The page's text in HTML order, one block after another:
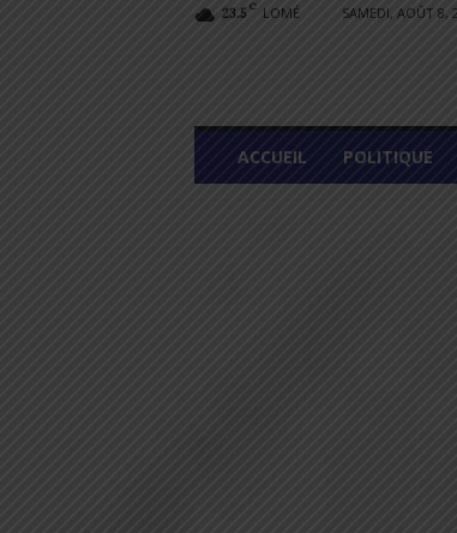
23.5 C LOMÉ SAMEDI, AOÛT 8,
L
M
ACCUEIL POLITIQUE